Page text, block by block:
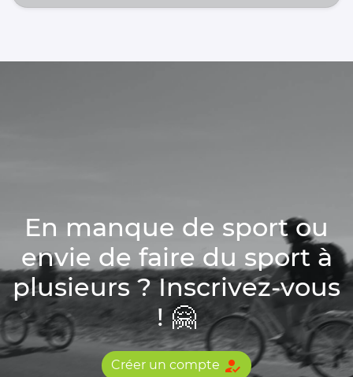
En manque de sport ou
envie de faire du sport à
plusieurs ? Inscrivez-vous
! 🤗
Créer un compte how_to_reg